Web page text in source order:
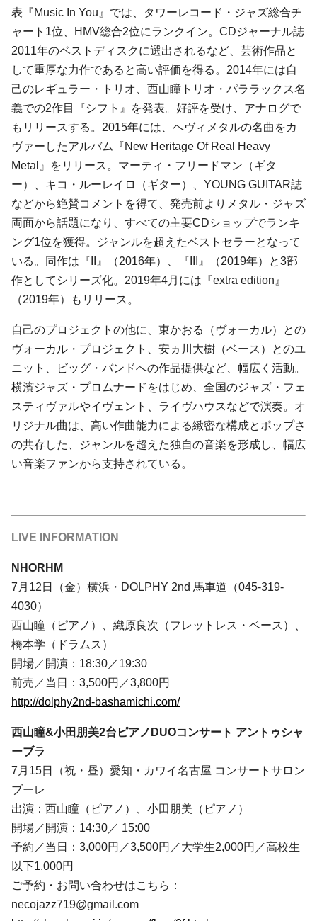
表『Music In You』では、タワーレコード・ジャズ総合チ
ャート1位、HMV総合2位にランクイン。CDジャーナル誌
2011年のベストディスクに選出されるなど、芸術作品と
して重厚な力作であると高い評価を得る。2014年には自
己のレギュラー・トリオ、西山瞳トリオ・パララックス名
義での2作目『シフト』を発表。好評を受け、アナログで
もリリースする。2015年には、ヘヴィメタルの名曲をカ
ヴァーしたアルバム『New Heritage Of Real Heavy
Metal 』をリリース。マーティ・フリードマン（ギタ
ー）、キコ・ルーレイロ（ギター）、YOUNG GUITAR誌
などから絶賛コメントを得て、発売前よりメタル・ジャズ
両面から話題になり、すべての主要CDショップでランキ
ング1位を獲得。ジャンルを超えたベストセラーとなって
いる。同作は『II』（2016年）、『III』（2019年）と3部
作としてシリーズ化。2019年4月には『extra edition』
（2019年）もリリース。
自己のプロジェクトの他に、東かおる（ヴォーカル）との
ヴォーカル・プロジェクト、安ヵ川大樹（ベース）とのユ
ニット、ビッグ・バンドへの作品提供など、幅広く活動。
横濱ジャズ・プロムナードをはじめ、全国のジャズ・フェ
スティヴァルやイヴェント、ライヴハウスなどで演奏。オ
リジナル曲は、高い作曲能力による緻密な構成とポップさ
の共存した、ジャンルを超えた独自の音楽を形成し、幅広
い音楽ファンから支持されている。
LIVE INFORMATION
NHORHM
7月12日（金）横浜・DOLPHY 2nd 馬車道（045-319-
4030）
西山瞳（ピアノ）、織原良次（フレットレス・ベース）、
橋本学（ドラムス）
開場／開演：18:30／19:30
前売／当日：3,500円／3,800円
http://dolphy2nd-bashamichi.com/
西山瞳&小田朋美2台ピアノDUOコンサート アントゥシャ
ーブラ
7月15日（祝・昼）愛知・カワイ名古屋 コンサートサロン
ブーレ
出演：西山瞳（ピアノ）、小田朋美（ピアノ）
開場／開演：14:30／ 15:00
予約／当日：3,000円／3,500円／大学生2,000円／高校生
以下1,000円
ご予約・お問い合わせはこちら：
necojazz719@gmail.com